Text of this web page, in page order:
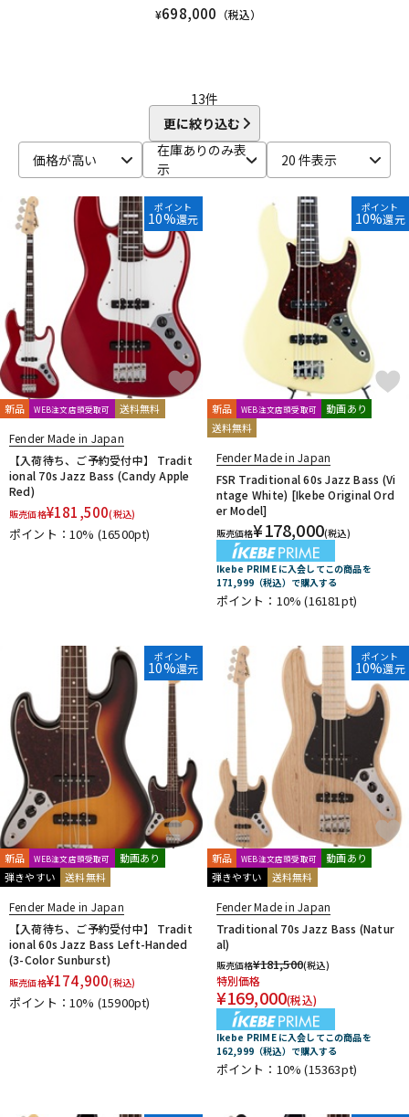
¥698,000 （税込）
13件
更に絞り込む
価格が高い
在庫ありのみ表
示
20 件表示
ポイント
10%還元
新品 WEB注文店頭受取可 送料無料
Fender Made in Japan
【入荷待ち、ご予約受付中】 Tradit
ional 70s Jazz Bass (Candy Apple
Red)
販売価格¥181,500(税込)
ポイント：10% (16500pt)
ポイント
10%還元
新品 WEB注文店頭受取可
動画あり
送料無料
Fender Made in Japan
FSR Traditional 60s Jazz Bass (Vi
ntage White) [Ikebe Original Ord
er Model]
販売価格¥178,000(税込)
Ikebe PRIME に入会してこの商品を
171,999（税込）で購入する
ポイント：10%(16181pt)
ポイント
10%還元
新品 WEB注文店頭受取可
動画あり
弾きやすい
送料無料
Fender Made in Japan
【入荷待ち、ご予約受付中】 Tradit
ional 60s Jazz Bass Left-Handed
(3-Color Sunburst)
販売価格¥174,900(税込)
ポイント：10% (15900pt)
ポイント
10%還元
新品 WEB注文店頭受取可
動画あり
弾きやすい
送料無料
Fender Made in Japan
Traditional 70s Jazz Bass (Natur
al)
販売価格¥181,500(税込)
特別価格
¥169,000(税込)
Ikebe PRIME に入会してこの商品を
162,999（税込）で購入する
ポイント：10%(15363pt)